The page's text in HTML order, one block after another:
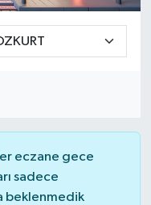
eczane gece
sadece
beklenmedik